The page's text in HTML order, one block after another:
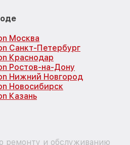
Москва
Санкт-Петербург
Краснодар
Ростов-на-Дону
Нижний Новгород
Новосибирск
Казань
ремонту и обслуживанию